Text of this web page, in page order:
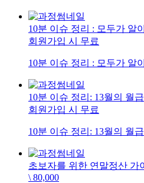
10분 이슈 정리 : 모두가 알
회원가입 시 무료
10분 이슈 정리 : 모두가 알
10분 이슈 정리: 13월의 월
회원가입 시 무료
10분 이슈 정리: 13월의 월
초보자를 위한 연말정산 가
\ 80,000